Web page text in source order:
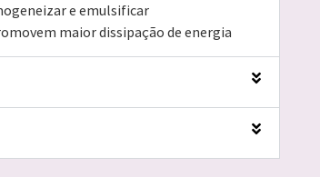
e emulsificar
maior dissipação de energia